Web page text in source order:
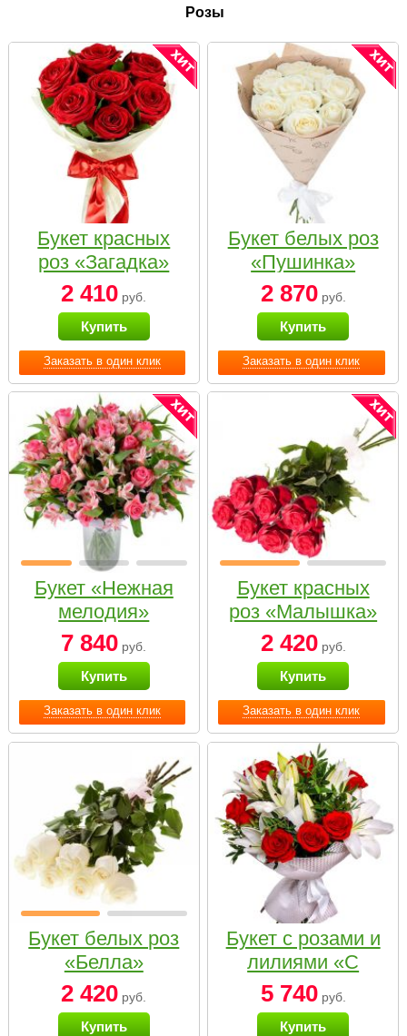
Розы
Заказать в один клик
Букет красных
роз «Загадка»
2 410 руб.
Купить
Заказать в один клик
Букет белых роз
«Пушинка»
2 870руб.
Купить
Заказать в один клик
Букет «Нежная
мелодия»
7 840 руб.
Купить
Заказать в один клик
Букет красных
роз «Малышка»
2 420руб.
Купить
Букет белых роз
«Белла»
2 420 руб.
Купить
Букет с розами и
лилиями «С
наилучшими
пожеланиями»
5 740руб.
Купить